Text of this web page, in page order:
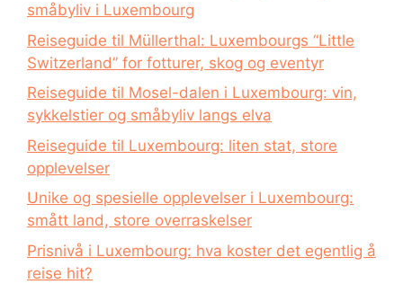
småbyliv i Luxembourg
Reiseguide til Müllerthal: Luxembourgs “Little
Switzerland” for fotturer, skog og eventyr
Reiseguide til Mosel-dalen i Luxembourg: vin,
sykkelstier og småbyliv langs elva
Reiseguide til Luxembourg: liten stat, store
opplevelser
Unike og spesielle opplevelser i Luxembourg:
smått land, store overraskelser
Prisnivå i Luxembourg: hva koster det egentlig å
reise hit?